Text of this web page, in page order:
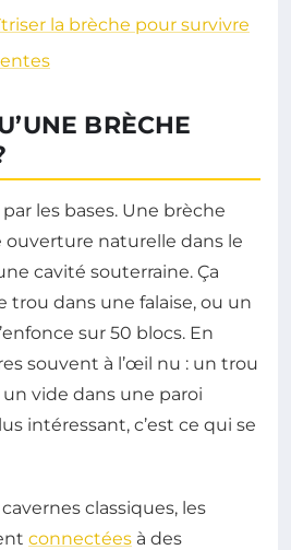
la brèche pour survivre
BRÈCHE
les bases. Une brèche
ouverture naturelle dans le
cavité souterraine. Ça
trou dans une falaise, ou un
sur 50 blocs. En
souvent à l’œil nu : un trou
vide dans une paroi
intéressant, c’est ce qui se
classiques, les
connectées à des